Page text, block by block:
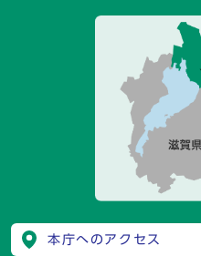
本庁へのアクセス